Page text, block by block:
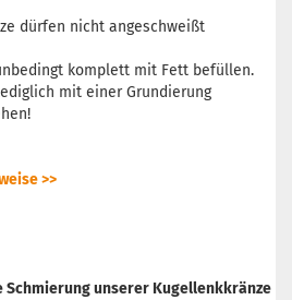
dürfen nicht angeschweißt
komplett mit Fett befüllen.
mit einer Grundierung
>>
Schmierung unserer Kugellenkkränze